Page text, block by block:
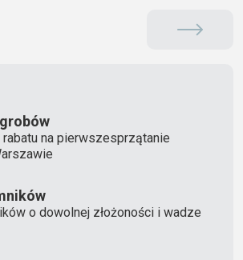
rabatu na pierwszesprzątanie
o dowolnej złożoności i wadze